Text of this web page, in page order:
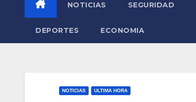
NOTICIAS SEGURIDAD
DEPORTES ECONOMIA
NOTICIAS ULTIMA HORA